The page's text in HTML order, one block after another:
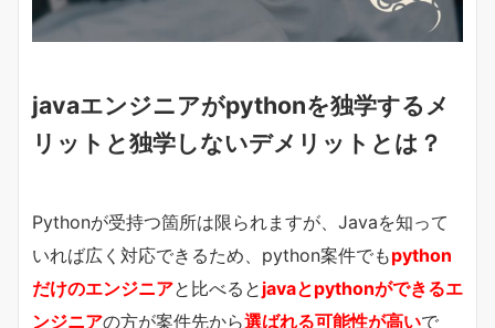
javaエンジニアがpythonを独学するメ
リットと独学しないデメリットとは？
Pythonが受持つ箇所は限られますが、Javaを知って
いれば広く対応できるため、python案件でもpython
だけのエンジニアと比べると javaとpythonができるエ
ンジニアの方が案件先から選ばれる可能性が高いで